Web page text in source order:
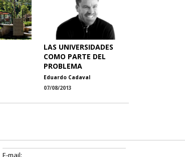
LAS UNIVERSIDADES
COMO PARTE DEL
PROBLEMA
Eduardo Cadaval
07/08/2013